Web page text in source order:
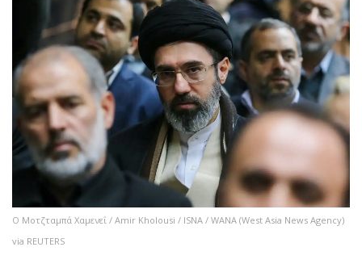
Ο Μοτζταμπά Χαμενεΐ / Amir Kholousi / ISNA / WANA (West Asia News Agency)
via REUTERS